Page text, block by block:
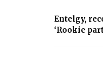
Entelgy,
‘Rookie